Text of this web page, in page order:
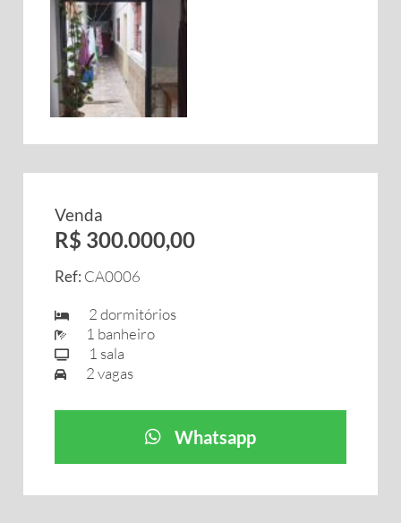
Venda
R$ 300.000,00
Ref: CA0006
2 dormitórios
1 banheiro
1 sala
2 vagas
Whatsapp